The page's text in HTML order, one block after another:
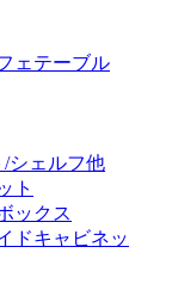
ェテーブル
シェルフ他
ト
ックス
ドキャビネッ